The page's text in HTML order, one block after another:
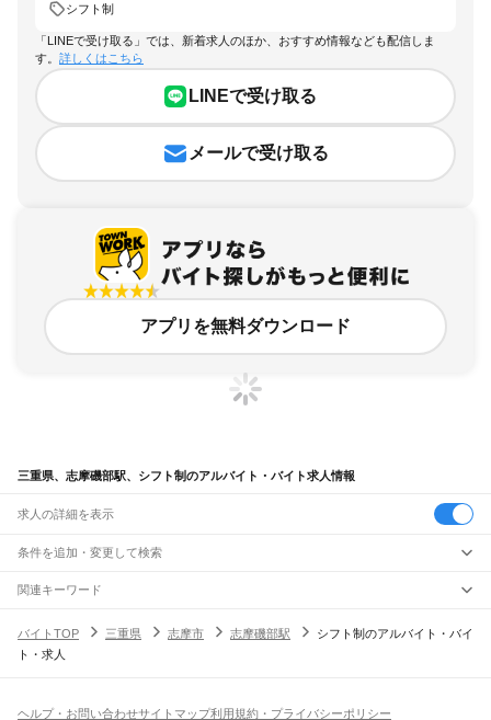
シフト制
「LINEで受け取る」では、新着求人のほか、おすすめ情報なども配信しま
す。 詳しくはこちら
LINEで受け取る
メールで受け取る
アプリを無料ダウンロード
三重県、志摩磯部駅、シフト制のアルバイト・バイト求人情報
求人の詳細を表示
条件を追加・変更して検索
市区町村を追加・変更
三重県すべて
津市
駅を追加・変更
職種を追加・変更
飲食・フードサービスすべて
関連キーワード
バイトTOP
三重県 志摩市 志摩磯部駅
シフト制のアルバイト・バイ
ト・求人
ヘルプ・お問い合わせサイトマップ利用規約・プライバシーポリシー